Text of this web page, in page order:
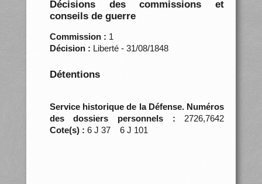
Décisions des commissions et
conseils de guerre
Commission : 1
Décision : Liberté - 31/08/1848
Détentions
Service historique de la Défense. Numéros
des dossiers personnels : 2726,7642
Cote(s) : 6 J 37 6 J 101